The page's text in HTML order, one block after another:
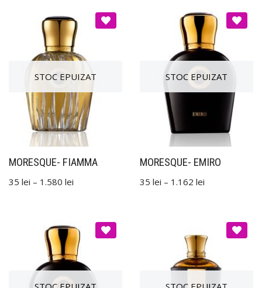
MORESQUE- FIAMMA
35 lei – 1.580 lei
MORESQUE- EMIRO
35 lei – 1.162 lei